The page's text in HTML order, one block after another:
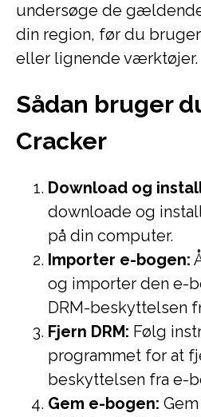
undersøge de
din region, før du
eller lignende værktøjer.
Sådan bruger
Cracker
Download og
downloade og
på din computer.
Importer e-bogen:
og importer den e-
DRM-beskyttelsen
Fjern DRM: Følg
programmet for at
beskyttelsen fra e-
Gem e-bogen: